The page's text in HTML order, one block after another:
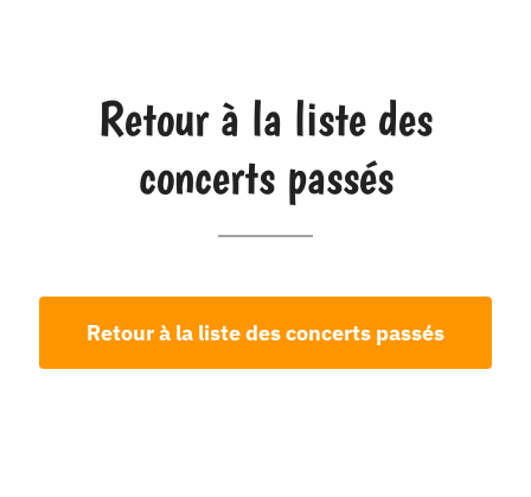
Retour à la liste des
concerts passés
Retour à la liste des concerts passés